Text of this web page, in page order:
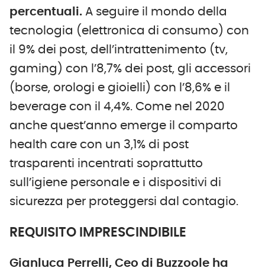
percentuali. A seguire il mondo della
tecnologia (elettronica di consumo) con
il 9% dei post, dell’intrattenimento (tv,
gaming) con l’8,7% dei post, gli accessori
(borse, orologi e gioielli) con l’8,6% e il
beverage con il 4,4%. Come nel 2020
anche quest’anno emerge il comparto
health care con un 3,1% di post
trasparenti incentrati soprattutto
sull’igiene personale e i dispositivi di
sicurezza per proteggersi dal contagio.
REQUISITO IMPRESCINDIBILE
Gianluca Perrelli, Ceo di Buzzoole ha